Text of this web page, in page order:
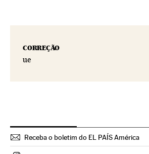
CORREÇÃO
ue
Receba o boletim do EL PAÍS América